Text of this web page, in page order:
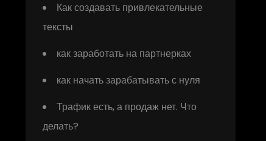
Как создавать привлекательные
тексты
как заработать на партнерках
как начать зарабатывать с нуля
Трафик есть, а продаж нет. Что
делать?